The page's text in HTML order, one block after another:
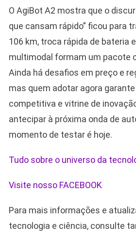
O AgiBot A2 mostra que o
que cansam rápido” ficou para
106 km, troca rápida de bateria
multimodal formam um pacote
Ainda há desafios em preço e
mas quem adotar agora
competitiva e vitrine de
antecipar à próxima onda de
momento de testar é hoje.
Tudo sobre o universo da
Visite nosso FACEBOOK
Para mais informações e
tecnologia e ciência, consulte